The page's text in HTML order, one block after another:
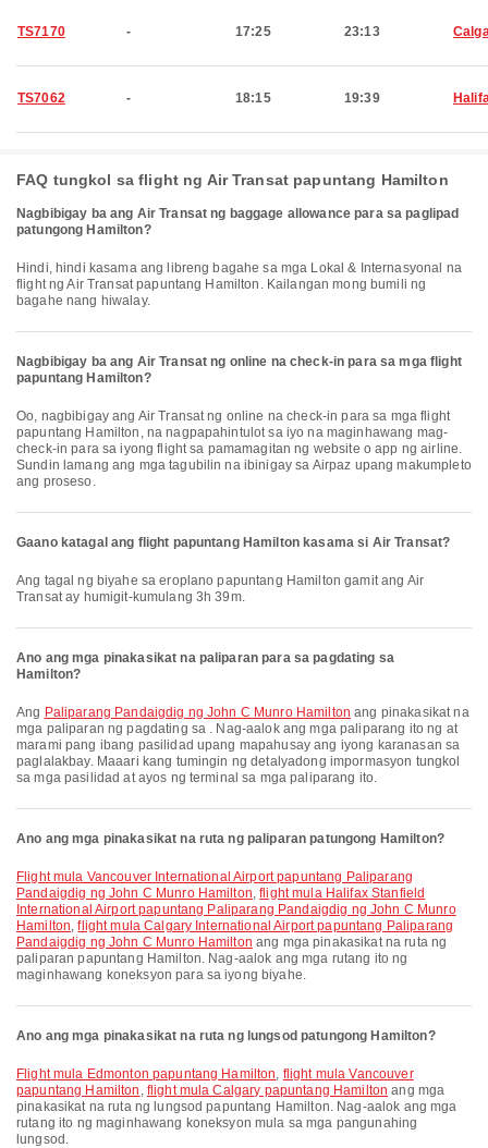
TS7170 - 17:25 23:13
TS7062 - 18:15 19:39
FAQ tungkol sa flight ng Air Transat papuntang Hamilton
Nagbibigay ba ang Air Transat ng baggage allowance para sa paglipad
patungong Hamilton?
Hindi, hindi kasama ang libreng bagahe sa mga Lokal & Internasyonal na
flight ng Air Transat papuntang Hamilton. Kailangan mong bumili ng
bagahe nang hiwalay.
Nagbibigay ba ang Air Transat ng online na check-in para sa mga flight
papuntang Hamilton?
Oo, nagbibigay ang Air Transat ng online na check-in para sa mga flight
papuntang Hamilton, na nagpapahintulot sa iyo na maginhawang mag-
check-in para sa iyong flight sa pamamagitan ng website o app ng airline.
Sundin lamang ang mga tagubilin na ibinigay sa Airpaz upang makumpleto
ang proseso.
Gaano katagal ang flight papuntang Hamilton kasama si Air Transat?
Ang tagal ng biyahe sa eroplano papuntang Hamilton gamit ang Air
Transat ay humigit-kumulang 3h 39m.
Ano ang mga pinakasikat na paliparan para sa pagdating sa
Hamilton?
Ang Paliparang Pandaigdig ng John C Munro Hamilton ang pinakasikat na
mga paliparan ng pagdating sa . Nag-aalok ang mga paliparang ito ng at
marami pang ibang pasilidad upang mapahusay ang iyong karanasan sa
paglalakbay. Maaari kang tumingin ng detalyadong impormasyon tungkol
sa mga pasilidad at ayos ng terminal sa mga paliparang ito.
Ano ang mga pinakasikat na ruta ng paliparan patungong Hamilton?
flight mula Vancouver International Airport papuntang Paliparang
Pandaigdig ng John C Munro Hamilton,flight mula Halifax Stanfield
International Airport papuntang Paliparang Pandaigdig ng John C Munro
Hamilton,flight mula Calgary International Airport papuntang Paliparang
Pandaigdig ng John C Munro Hamilton ang mga pinakasikat na ruta ng
paliparan papuntang Hamilton. Nag-aalok ang mga rutang ito ng
maginhawang koneksyon para sa iyong biyahe.
Ano ang mga pinakasikat na ruta ng lungsod patungong Hamilton?
flight mula Edmonton papuntang Hamilton, flight mula Vancouver
papuntang Hamilton , flight mula Calgary papuntang Hamilton ang mga
pinakasikat na ruta ng lungsod papuntang Hamilton. Nag-aalok ang mga
rutang ito ng maginhawang koneksyon mula sa mga pangunahing
lungsod.